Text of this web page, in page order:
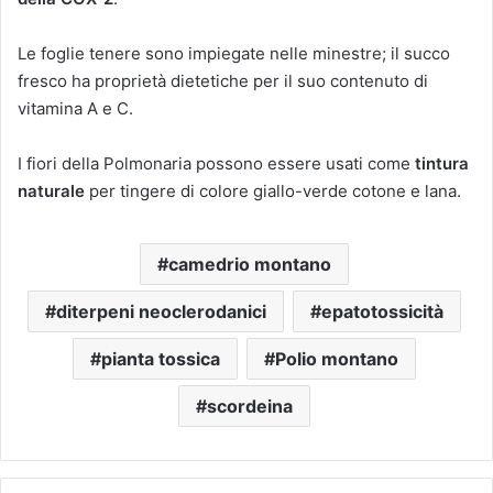
Le foglie tenere sono impiegate nelle minestre; il succo
fresco ha proprietà dietetiche per il suo contenuto di
vitamina A e C.
I fiori della Polmonaria possono essere usati come tintura
naturale per tingere di colore giallo-verde cotone e lana.
camedrio montano
diterpeni neoclerodanici epatotossicità
pianta tossica Polio montano
scordeina